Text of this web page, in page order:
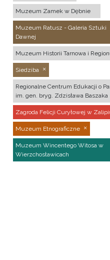
Muzeum Zamek w Dębnie
Muzeum Ratusz - Galeria Sztuki
Dawnej
Muzeum Historii Tarnowa i
Siedziba
Regionalne Centrum Edukacji o
im. gen. bryg. Zdzisława Baszaka
Zagroda Felicji Curyłowej w
Muzeum Etnograficzne
Muzeum Wincentego Witosa w
Wierzchosławicach